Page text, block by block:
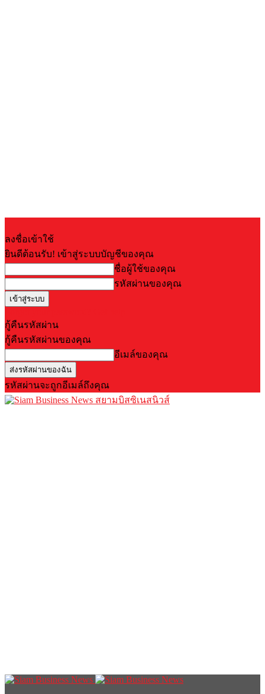
ลงชื่อเข้าใช้
ยินดีต้อนรับ! เข้าสู่ระบบบัญชีของคุณ
ชื่อผู้ใช้ของคุณ
รหัสผ่านของคุณ
กู้คืนรหัสผ่าน
กู้คืนรหัสผ่านของคุณ
อีเมล์ของคุณ
รหัสผ่านจะถูกอีเมล์ถึงคุณ
สยามบิสซิเนสนิวส์